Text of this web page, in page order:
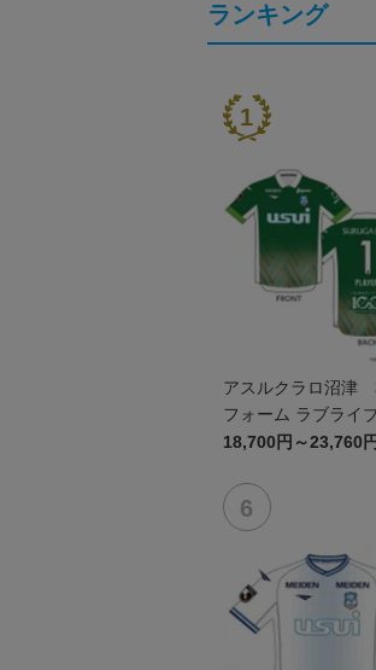
ランキング
アスルクラロ沼津
フォーム ラブライブ
シャイン!!2023エデ
18,700円～23,760円